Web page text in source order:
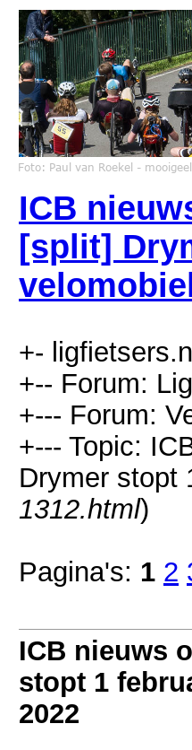
ICB
[split]
+-
+-- Forum:
+--- Forum:
+--- Topic:
Drymer stopt
1312.html)
Pagina's: 1 2
ICB nieuws
stopt 1
2022